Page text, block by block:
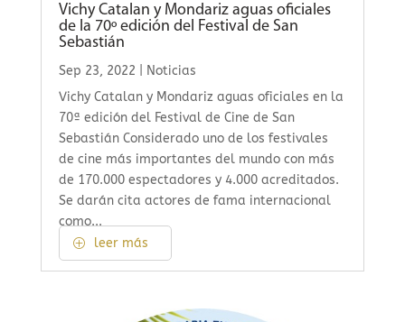
Vichy Catalan y Mondariz aguas oficiales
de la 70º edición del Festival de San
Sebastián
Sep 23, 2022
Noticias
Vichy Catalan y Mondariz aguas oficiales en la
70ª edición del Festival de Cine de San
Sebastián Considerado uno de los festivales
de cine más importantes del mundo con más
de 170.000 espectadores y 4.000 acreditados.
Se darán cita actores de fama internacional
como...
leer más